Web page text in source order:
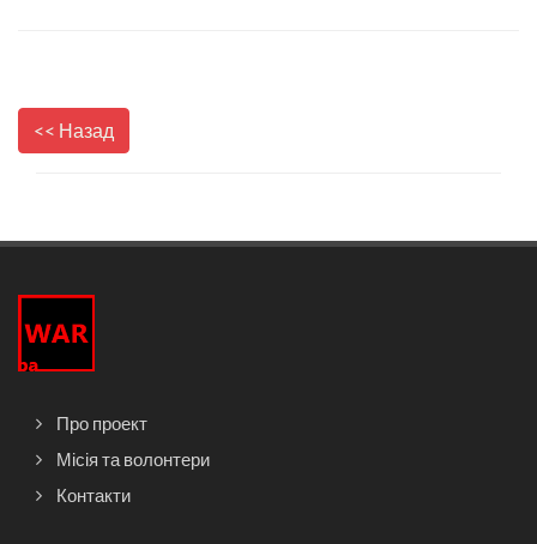
<< Назад
Про проект
Місія та волонтери
Контакти